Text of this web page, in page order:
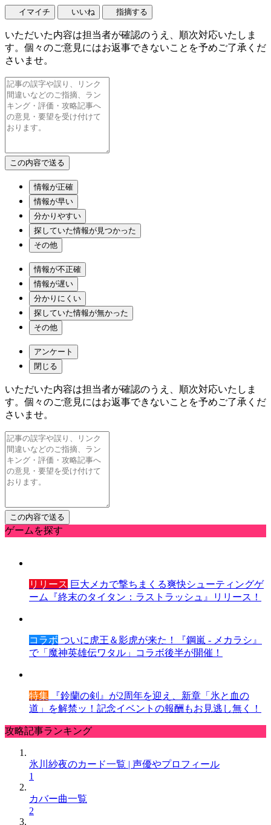
イマイチ いいね 指摘する
いただいた内容は担当者が確認のうえ、順次対応いたしま
す。個々のご意見にはお返事できないことを予めご了承くだ
さいませ。
情報が正確
情報が早い
分かりやすい
探していた情報が見つかった
その他
情報が不正確
情報が遅い
分かりにくい
探していた情報が無かった
その他
アンケート
閉じる
いただいた内容は担当者が確認のうえ、順次対応いたしま
す。個々のご意見にはお返事できないことを予めご了承くだ
さいませ。
ゲームを探す
リリース 巨大メカで撃ちまくる爽快シューティングゲ
ーム『終末のタイタン：ラストラッシュ』リリース！
コラボ ついに虎王＆影虎が来た！『鋼嵐 - メカラシ』
で「魔神英雄伝ワタル」コラボ後半が開催！
特集 『鈴蘭の剣』が2周年を迎え、新章「氷と血の
道」を解禁ッ！記念イベントの報酬もお見逃し無く！
攻略記事ランキング
氷川紗夜のカード一覧 | 声優やプロフィール
1
カバー曲一覧
2